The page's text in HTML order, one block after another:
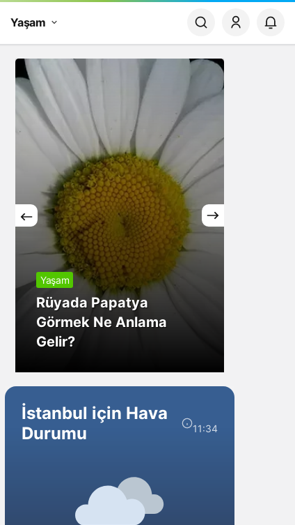
Yaşam
Yaşam
Rüyada Papatya
Görmek Ne Anlama
Gelir?
İstanbul için Hava
Durumu
11:34